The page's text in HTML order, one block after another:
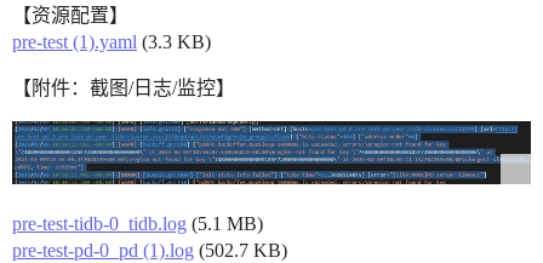
【资源配置】
pre-test (1).yaml (3.3 KB)
【附件：截图/日志/监控】
pre-test-tidb-0_tidb.log (5.1 MB)
pre-test-pd-0_pd (1).log (502.7 KB)